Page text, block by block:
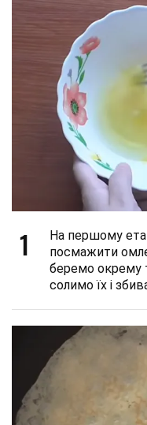
1
На першому
посмажити
беремо окрему
солимо їх і